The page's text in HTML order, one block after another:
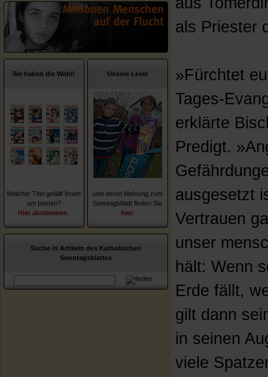
Sie haben die Wahl!
Welcher Titel gefällt Ihnen
am besten?
Hier abstimmen
Unsere Leser
und deren Meinung zum
Sonntagsblatt finden Sie
hier
Suche in Artikeln des Katholischen
Sonntagsblattes
als Priester
»Fürchtet
Tages-
erklärte
Predigt.
ausgesetzt
Vertrauen
unser
hält: Wenn
Erde fällt,
gilt dann
in seinen
viele